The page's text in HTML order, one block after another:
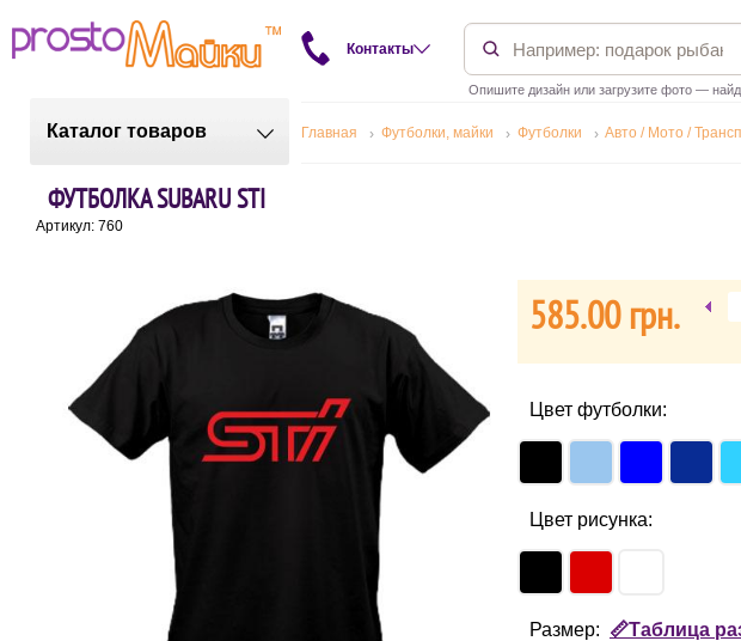
Контакты
Опишите дизайн или загрузите фото —
Каталог товаров Главная Футболки, майки Футболки Авто / Мото /
ФУТБОЛКА SUBARU STI
Артикул: 760
585.00 грн.
Цвет футболки:
Цвет рисунка:
Размер: 📏Таблица